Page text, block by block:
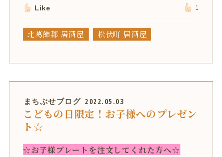
Like 1
北葛飾郡 居酒屋 松伏町 居酒屋
まちぶせブログ 2022.05.03
こどもの日限定！お子様へのプレゼン
ト☆
☆お子様プレートを注文してくれた方へ☆